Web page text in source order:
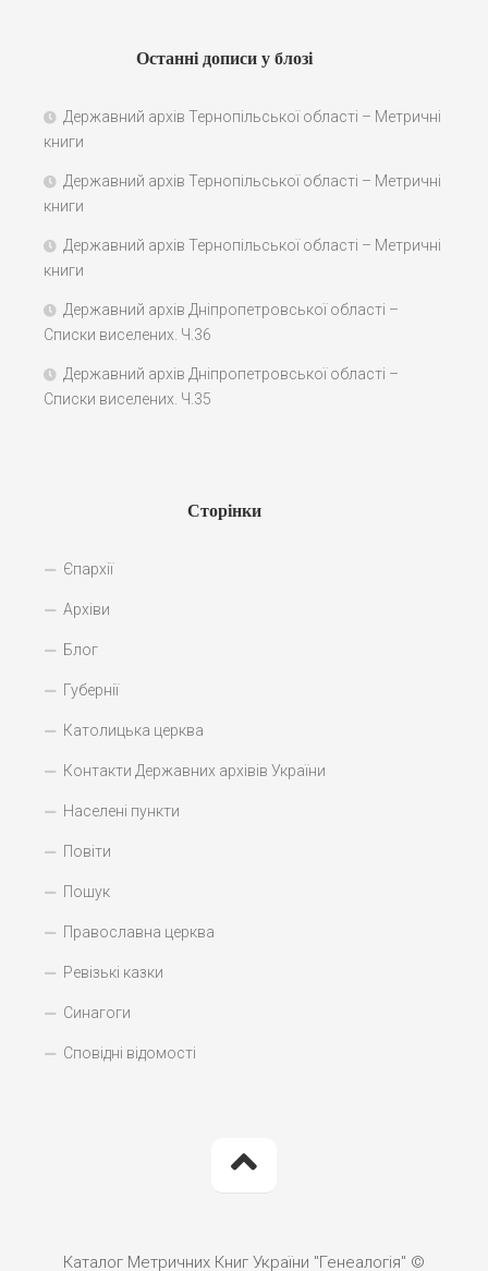
Останні дописи у блозі
Державний архів Тернопільської області – Метричні
книги
Державний архів Тернопільської області – Метричні
книги
Державний архів Тернопільської області – Метричні
книги
Державний архів Дніпропетровської області –
Списки виселених. Ч.36
Державний архів Дніпропетровської області –
Списки виселених. Ч.35
Сторінки
Єпархії
Архіви
Блог
Губернії
Католицька церква
Контакти Державних архівів України
Населені пункти
Повіти
Пошук
Православна церква
Ревізькі казки
Синагоги
Сповідні відомості
Каталог Метричних Книг України "Генеалогія" ©